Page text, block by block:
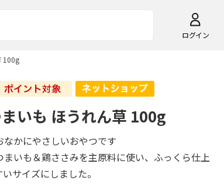
ログイン
100g
いも ほうれん草 100g
なかにやさしいおやつです
いも＆鶏ささみを主原料に使い、ふっくら仕上
サイズにしました。